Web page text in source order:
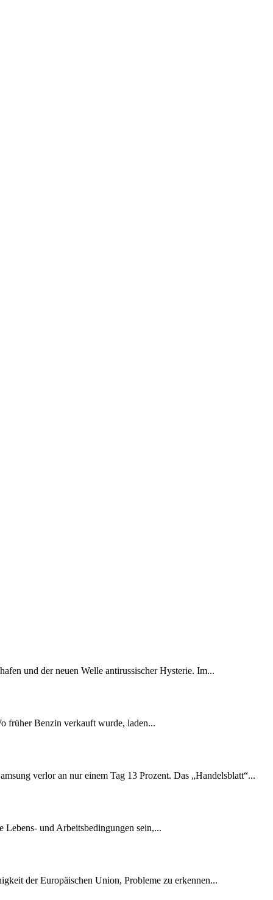
und der neuen Welle antirussischer Hysterie. Im...
früher Benzin verkauft wurde, laden...
verlor an nur einem Tag 13 Prozent. Das „Handelsblatt“...
und Arbeitsbedingungen sein,...
der Europäischen Union, Probleme zu erkennen...